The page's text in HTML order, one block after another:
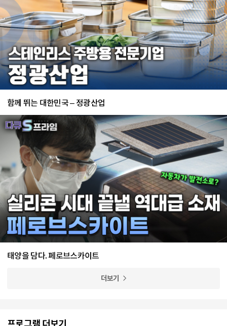
함께 뛰는 대한민국 – 정광산업
태양을 담다. 페로브스카이트
더보기
프로그램 더보기